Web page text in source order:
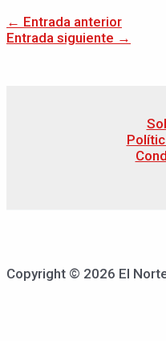
← Entrada anterior
Entrada siguiente →
Copyright © 2026 El